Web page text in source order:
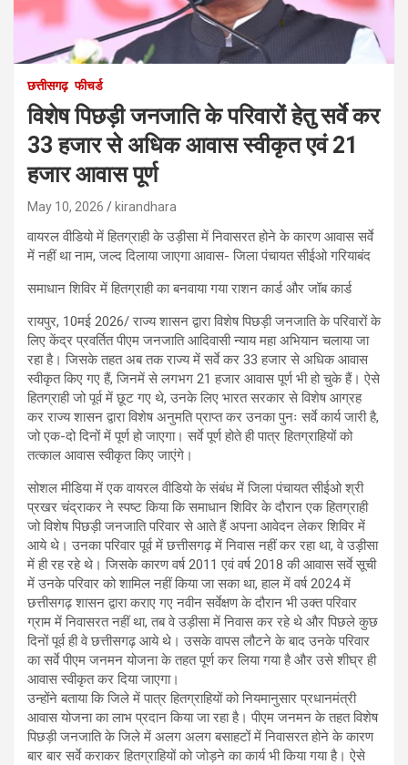
छत्तीसगढ़ फीचर्ड
विशेष पिछड़ी जनजाति के परिवारों हेतु सर्वे कर
33 हजार से अधिक आवास स्वीकृत एवं 21
हजार आवास पूर्ण
May 10, 2026 kirandhara
वायरल वीडियो में हितग्राही के उड़ीसा में निवासरत होने के कारण आवास सर्वे
में नहीं था नाम, जल्द दिलाया जाएगा आवास- जिला पंचायत सीईओ गरियाबंद
समाधान शिविर में हितग्राही का बनवाया गया राशन कार्ड और जॉब कार्ड
रायपुर, 10मई 2026/ राज्य शासन द्वारा विशेष पिछड़ी जनजाति के परिवारों के
लिए केंद्र प्रवर्तित पीएम जनजाति आदिवासी न्याय महा अभियान चलाया जा
रहा है। जिसके तहत अब तक राज्य में सर्वे कर 33 हजार से अधिक आवास
स्वीकृत किए गए हैं, जिनमें से लगभग 21 हजार आवास पूर्ण भी हो चुके हैं। ऐसे
हितग्राही जो पूर्व में छूट गए थे, उनके लिए भारत सरकार से विशेष आग्रह
कर राज्य शासन द्वारा विशेष अनुमति प्राप्त कर उनका पुनः सर्वे कार्य जारी है,
जो एक-दो दिनों में पूर्ण हो जाएगा। सर्वे पूर्ण होते ही पात्र हितग्राहियों को
तत्काल आवास स्वीकृत किए जाएंगे।
सोशल मीडिया में एक वायरल वीडियो के संबंध में जिला पंचायत सीईओ श्री
प्रखर चंद्राकर ने स्पष्ट किया कि समाधान शिविर के दौरान एक हितग्राही
जो विशेष पिछड़ी जनजाति परिवार से आते हैं अपना आवेदन लेकर शिविर में
आये थे। उनका परिवार पूर्व में छत्तीसगढ़ में निवास नहीं कर रहा था, वे उड़ीसा
में ही रह रहे थे। जिसके कारण वर्ष 2011 एवं वर्ष 2018 की आवास सर्वे सूची
में उनके परिवार को शामिल नहीं किया जा सका था, हाल में वर्ष 2024 में
छत्तीसगढ़ शासन द्वारा कराए गए नवीन सर्वेक्षण के दौरान भी उक्त परिवार
ग्राम में निवासरत नहीं था, तब वे उड़ीसा में निवास कर रहे थे और पिछले कुछ
दिनों पूर्व ही वे छत्तीसगढ़ आये थे। उसके वापस लौटने के बाद उनके परिवार
का सर्वे पीएम जनमन योजना के तहत पूर्ण कर लिया गया है और उसे शीघ्र ही
आवास स्वीकृत कर दिया जाएगा।
उन्होंने बताया कि जिले में पात्र हितग्राहियों को नियमानुसार प्रधानमंत्री
आवास योजना का लाभ प्रदान किया जा रहा है। पीएम जनमन के तहत विशेष
पिछड़ी जनजाति के जिले में अलग अलग बसाहटों में निवासरत होने के कारण
बार बार सर्वे कराकर हितग्राहियों को जोड़ने का कार्य भी किया गया है। ऐसे